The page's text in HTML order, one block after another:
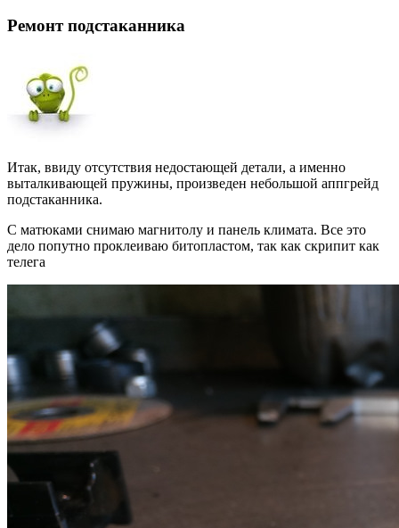
Ремонт подстаканника
Итак, ввиду отсутствия недостающей детали, а именно
выталкивающей пружины, произведен небольшой аппгрейд
подстаканника.
С матюками снимаю магнитолу и панель климата. Все это
дело попутно проклеиваю битопластом, так как скрипит как
телега